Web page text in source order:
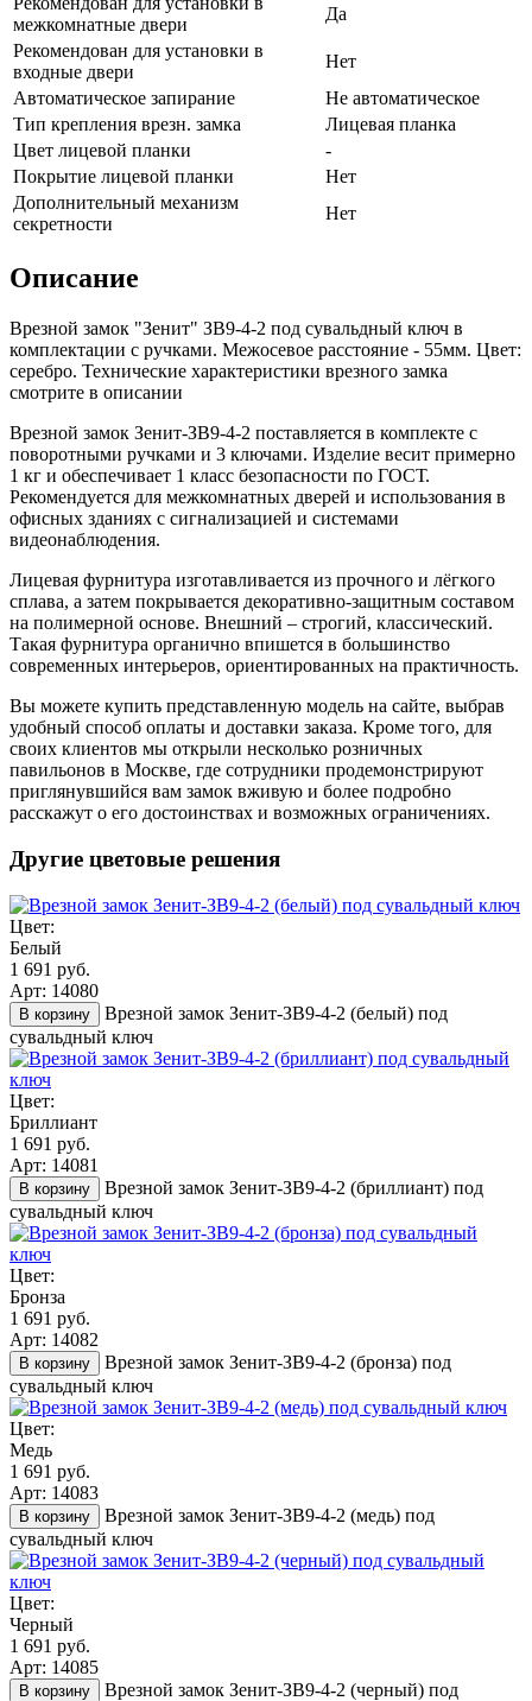
межкомнатные двери
Да
Рекомендован для установки в
входные двери
Нет
Автоматическое запирание
Не автоматическое
Тип крепления врезн. замка
Лицевая планка
Цвет лицевой планки
-
Покрытие лицевой планки
Нет
Дополнительный механизм
секретности
Нет
Описание
Врезной замок "Зенит" ЗВ9-4-2 под сувальдный ключ в
комплектации с ручками. Межосевое расстояние - 55мм. Цвет:
серебро. Технические характеристики врезного замка
смотрите в описании
Врезной замок Зенит-ЗВ9-4-2 поставляется в комплекте с
поворотными ручками и 3 ключами. Изделие весит примерно
1 кг и обеспечивает 1 класс безопасности по ГОСТ.
Рекомендуется для межкомнатных дверей и использования в
офисных зданиях с сигнализацией и системами
видеонаблюдения.
Лицевая фурнитура изготавливается из прочного и лёгкого
сплава, а затем покрывается декоративно-защитным составом
на полимерной основе. Внешний – строгий, классический.
Такая фурнитура органично впишется в большинство
современных интерьеров, ориентированных на практичность.
Вы можете купить представленную модель на сайте, выбрав
удобный способ оплаты и доставки заказа. Кроме того, для
своих клиентов мы открыли несколько розничных
павильонов в Москве, где сотрудники продемонстрируют
приглянувшийся вам замок вживую и более подробно
расскажут о его достоинствах и возможных ограничениях.
Другие цветовые решения
Цвет:
Белый
1 691 руб.
Арт: 14080
В корзину
Врезной замок Зенит-ЗВ9-4-2 (белый) под
сувальдный ключ
Цвет:
Бриллиант
1 691 руб.
Арт: 14081
В корзину
Врезной замок Зенит-ЗВ9-4-2 (бриллиант) под
сувальдный ключ
Цвет:
Бронза
1 691 руб.
Арт: 14082
В корзину
Врезной замок Зенит-ЗВ9-4-2 (бронза) под
сувальдный ключ
Цвет:
Медь
1 691 руб.
Арт: 14083
В корзину
Врезной замок Зенит-ЗВ9-4-2 (медь) под
сувальдный ключ
Цвет:
Черный
1 691 руб.
Арт: 14085
В корзину
Врезной замок Зенит-ЗВ9-4-2 (черный) под